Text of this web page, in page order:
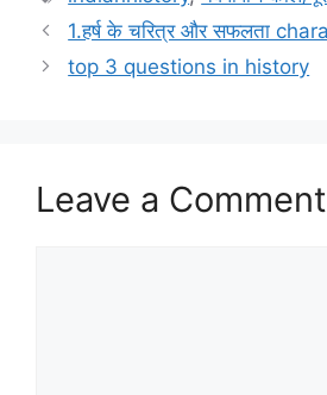
1.हर्ष के चरित्र और सफलता
top 3 questions in history
Leave a Comment